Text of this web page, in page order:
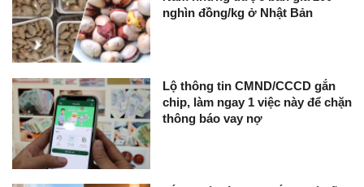
nghìn đồng/kg ở Nhật Bản
Lộ thông tin CMND/CCCD gắn
chip, làm ngay 1 việc này để chặn
thông báo vay nợ